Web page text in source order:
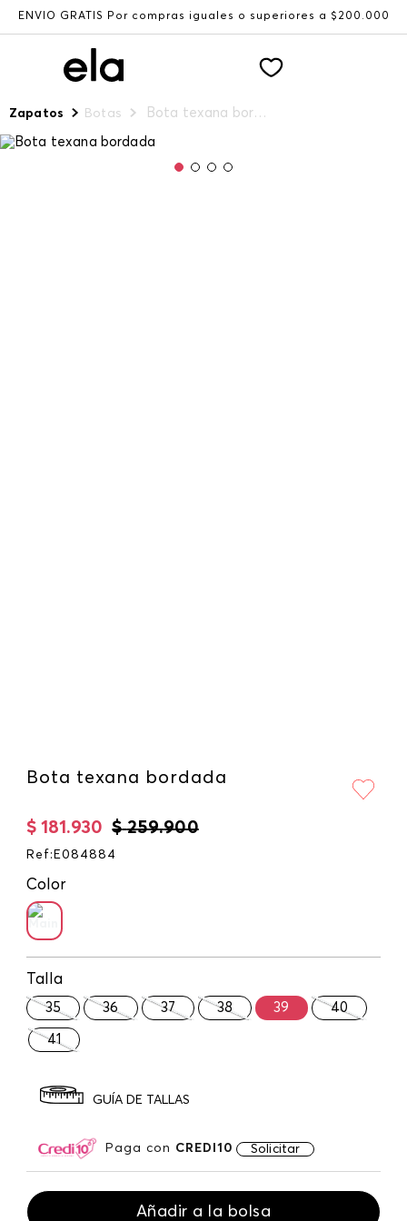
ENVÍO GRATIS Por compras iguales o superiores a $200.000
Zapatos Botas Bota texana bordada
Bota texana bordada
$ 259.900
$ 181 .930
Ref : E084884
Color
Talla
35 36 37 38 39 40
41
GUÍA DE TALLAS
Paga con CREDI10 Solicitar
Añadir a la bolsa